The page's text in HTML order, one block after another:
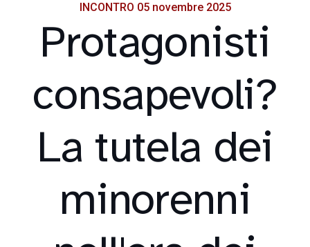
INCONTRO 05 novembre 2025
Protagonisti
consapevoli?
La tutela dei
minorenni